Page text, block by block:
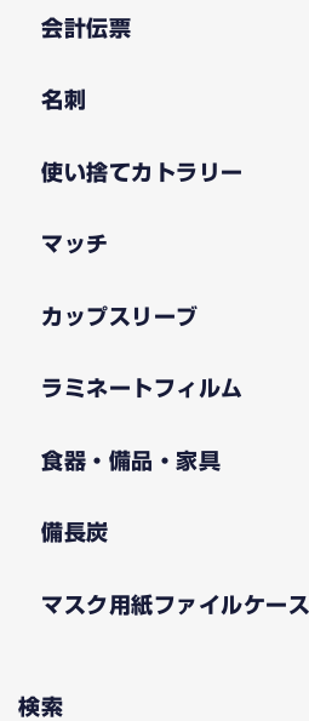
会計伝票
名刺
使い捨てカトラリー
マッチ
カップスリーブ
ラミネートフィルム
食器・備品・家具
備長炭
マスク用紙ファイルケース
検索